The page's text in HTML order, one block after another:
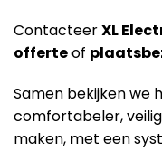
ContacteerXL
offerteof
Samen bekijken we
comfortabeler,
maken, met een